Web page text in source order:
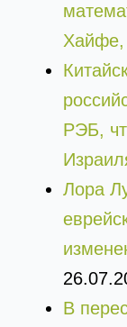
Хайфе,
РЭБ,
Лора
В